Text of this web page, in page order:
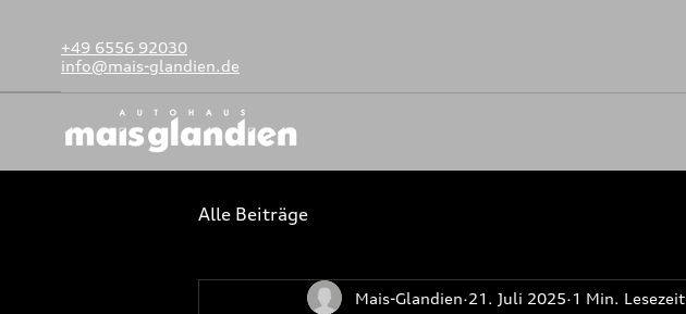
+49 6556 92030
info@mais-glandien.de
Alle Beiträge
Mais-Glandien 21. Juli 2025 1 Min. Lesezeit